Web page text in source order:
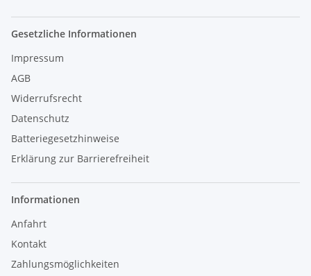
Gesetzliche Informationen
Impressum
AGB
Widerrufsrecht
Datenschutz
Batteriegesetzhinweise
Erklärung zur Barrierefreiheit
Informationen
Anfahrt
Kontakt
Zahlungsmöglichkeiten